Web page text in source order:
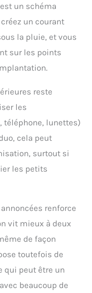
un schéma
un courant
la pluie, et vous
sur les points
reste
les
téléphone, lunettes)
cela peut
surtout si
les petits
renforce
vit mieux à deux
de façon
toutefois de
qui peut être un
beaucoup de